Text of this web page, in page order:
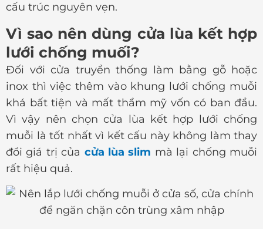
cấu trúc nguyên vẹn.
Vì sao nên dùng cửa lùa kết hợp
lưới chống muối?
Đối với cửa truyền thống làm bằng gỗ hoặc
inox thì việc thêm vào khung lưới chống muỗi
khá bất tiện và mất thẩm mỹ vốn có ban đầu.
Vì vậy nên chọn cửa lùa kết hợp lưới chống
muỗi là tốt nhất vì kết cấu này không làm thay
đổi giá trị của cửa lùa slim mà lại chống muỗi
rất hiệu quả.